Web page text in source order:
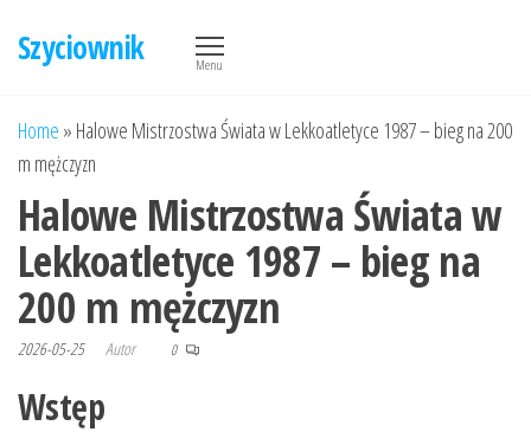
Szyciownik Menu
Home » Halowe Mistrzostwa Świata w Lekkoatletyce 1987 – bieg na 200
m mężczyzn
Halowe Mistrzostwa Świata w
Lekkoatletyce 1987 – bieg na
200 m mężczyzn
2026-05-25 Autor 0
Wstęp